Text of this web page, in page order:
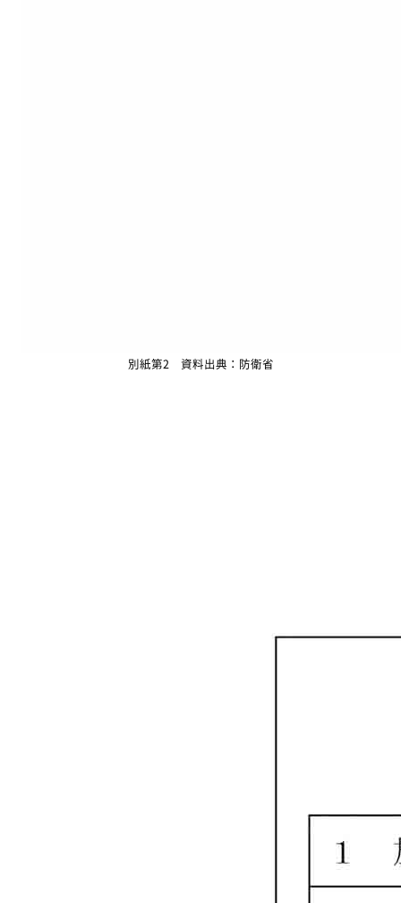
別紙第2 資料出典：防衛省